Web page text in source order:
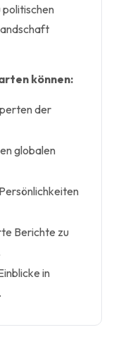
politischen
können:
der
globalen
Berichte zu
in